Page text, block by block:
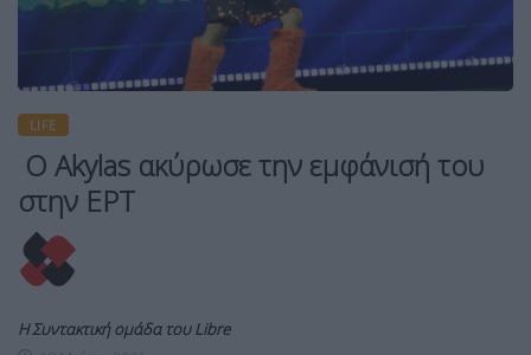
LIFE
Ο Akylas ακύρωσε την εμφάνισή του
στην ΕΡΤ
Η Συντακτική ομάδα του Libre